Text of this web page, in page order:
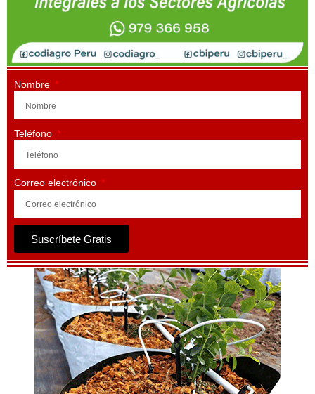
Nombre
Teléfono
Correo electrónico
Suscríbete Gratis